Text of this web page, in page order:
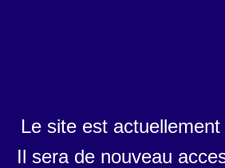
Le site est
Il sera de nouveau